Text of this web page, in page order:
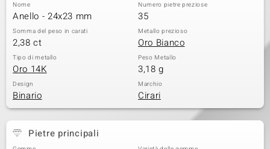
Nome
Anello - 24x23 mm
Numero pietre preziose
35
Somma del peso in carati
2,38 ct
Metallo prezioso
Oro Bianco
Tipo di metallo
Oro 14K
Peso Metallo
3,18 g
Design
Binario
Marchio
Cirari
Pietre principali